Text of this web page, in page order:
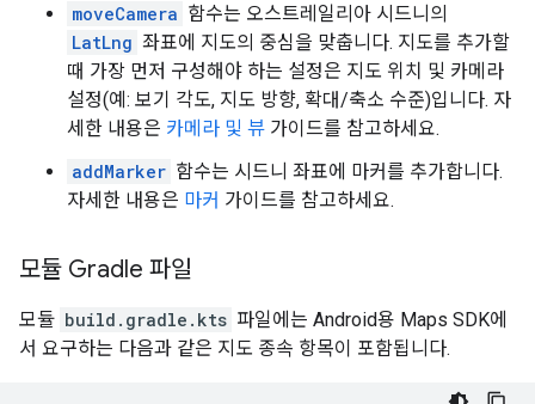
moveCamera 함수는 오스트레일리아 시드니의
LatLng 좌표에 지도의 중심을 맞춥니다. 지도를 추가할
때 가장 먼저 구성해야 하는 설정은 지도 위치 및 카메라
설정(예: 보기 각도, 지도 방향, 확대/축소 수준)입니다. 자
세한 내용은 카메라 및 뷰 가이드를 참고하세요.
addMarker 함수는 시드니 좌표에 마커를 추가합니다.
자세한 내용은 마커 가이드를 참고하세요.
모듈 Gradle 파일
모듈 build.gradle.kts 파일에는 Android용 Maps SDK에
서 요구하는 다음과 같은 지도 종속 항목이 포함됩니다.